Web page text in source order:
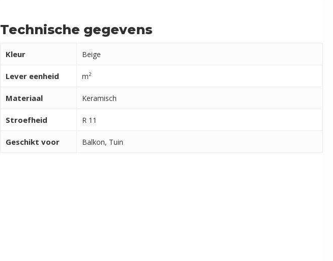
Technische gegevens
Kleur Beige
Lever eenheid m2
Materiaal Keramisch
Stroefheid R 11
Geschikt voor Balkon, Tuin